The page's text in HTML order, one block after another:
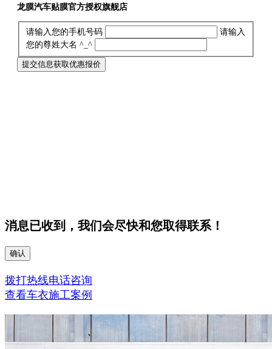
龙膜汽车贴膜官方授权旗舰店
请输入您的手机号码
请输入
您的尊姓大名 ^_^
提交信息获取优惠报价
消息已收到，我们会尽快和您取得联系！
确认
拨打热线电话咨询
查看车衣施工案例